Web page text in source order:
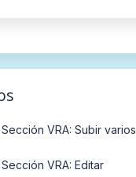
VRA: Subir varios
VRA: Editar